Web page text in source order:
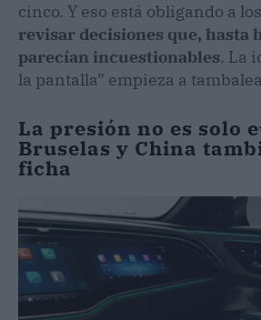
cinco. Y eso está obligando a
revisar decisiones que, hasta
parecían incuestionables. La
la pantalla” empieza a
La presión no es solo
Bruselas y China
ficha